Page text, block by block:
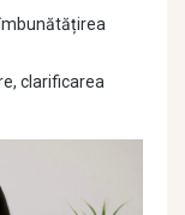
clarificarea